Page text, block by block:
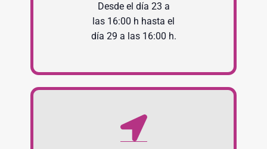
Desde el día 23 a
las 16:00 h hasta el
día 29 a las 16:00 h.